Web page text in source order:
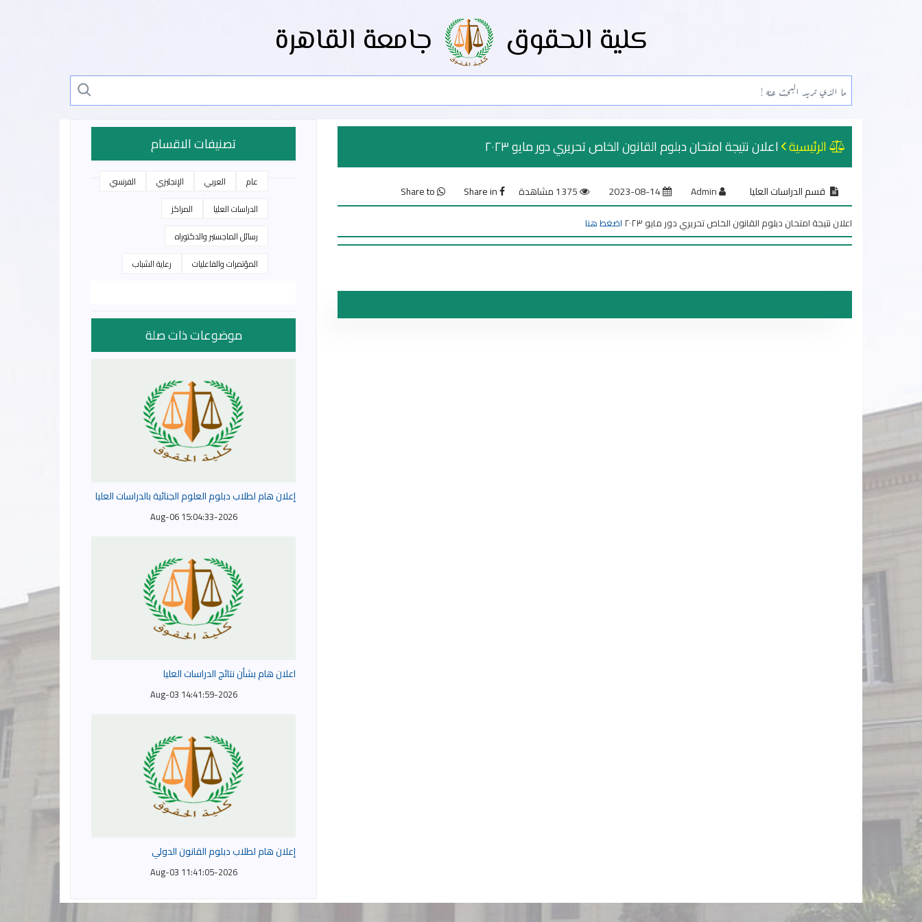
كلية الحقوق جامعة القاهرة
الرئيسية اعلان نتيجة امتحان دبلوم القانون الخاص تحريري دور مايو ٢٠٢٣
قسم الدراسات العليا
اعلان نتيجة امتحان دبلوم القانون الخاص تحريري دور مايو ٢٠٢٣ اضغط هنا
تصنيفات الاقسام
عام العربي الإنجليزي
الفرنسي
الدراسات العليا
المراكز
رسائل الماجستير والدكتوراه
المؤتمرات والفاعليات
رعاية الشباب
موضوعات ذات صلة
إعلان هام لطلاب دبلوم العلوم الجنائية بالدراسات العليا
2026-Aug-06 15:04:33
اعلان هام بشأن نتائج الدراسات العليا
2026-Aug-03 14:41:59
إعلان هام لطلاب دبلوم القانون الدولي
2026-Aug-03 11:41:05